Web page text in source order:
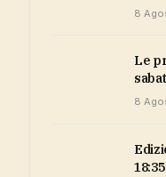
8
Le previsioni del tempo per
8
Edizione del 07/08/2026 –
18:35